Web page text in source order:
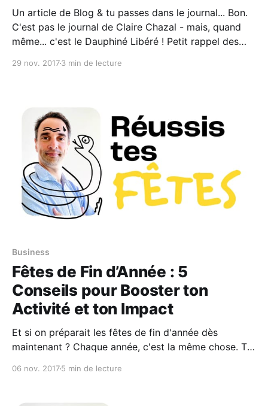
Un article de Blog & tu passes dans le journal... Bon.
C'est pas le journal de Claire Chazal - mais, quand
même... c'est le Dauphiné Libéré ! Petit rappel des
29 nov. 20173 min de lecture
Business
Fêtes de Fin d’Année : 5
Conseils pour Booster ton
Activité et ton Impact
Et si on préparait les fêtes de fin d'année dès
maintenant ? Chaque année, c'est la même chose. Tu
06 nov. 20175 min de lecture